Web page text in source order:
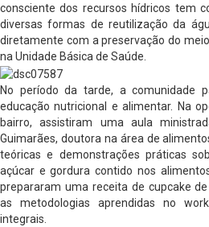
consciente dos recursos hídricos tem
diversas formas de reutilização da
diretamente com a preservação do
na Unidade Básica de Saúde.
No período da tarde, a comunidade
educação nutricional e alimentar. Na
bairro, assistiram uma aula
Guimarães, doutora na área de
teóricas e demonstrações práticas
açúcar e gordura contido nos
prepararam uma receita de cupcake
as metodologias aprendidas no
integrais.